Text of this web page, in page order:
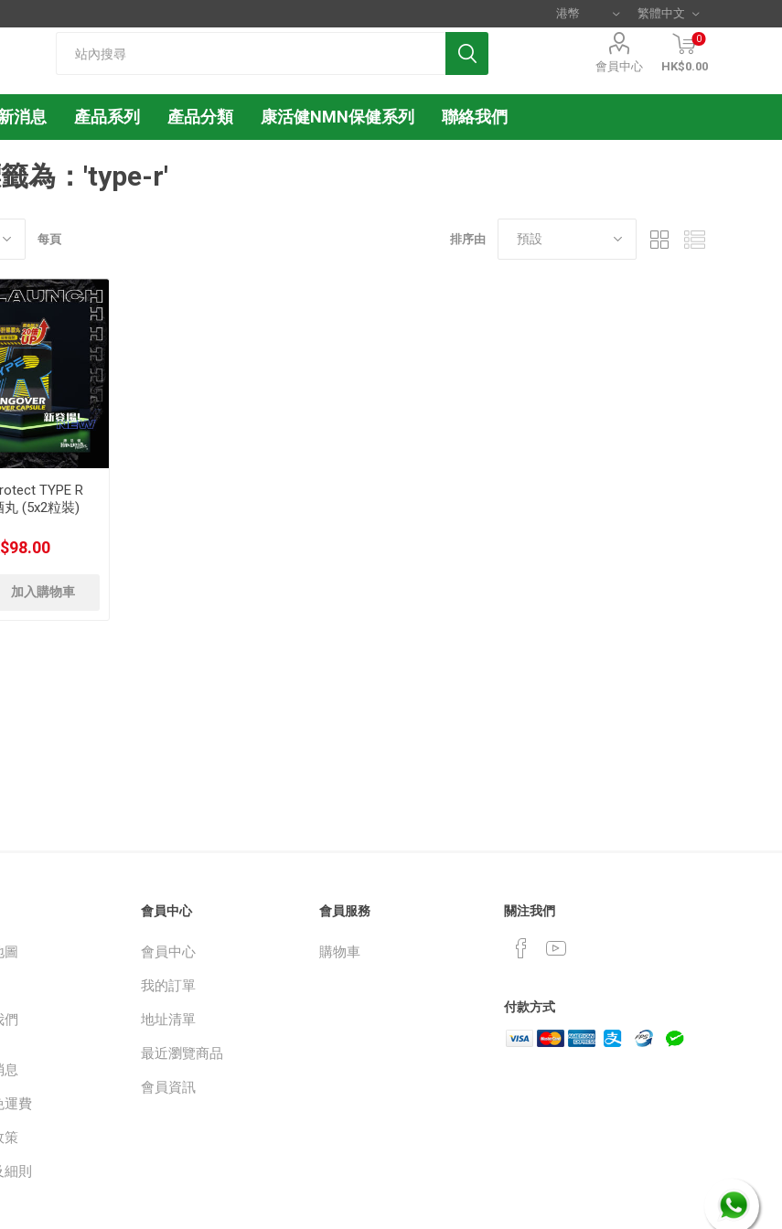
會員中心
0
HK$0.00
消息 產品系列 產品分類 康活健NMN保健系列 聯絡我們
為：'type-r'
排序由
每頁
TYPE R
(5x2粒裝)
圖
們
息
運費
策
則
會員中心
會員中心
我的訂單
地址清單
最近瀏覽商品
會員資訊
會員服務
購物車
關注我們
付款方式